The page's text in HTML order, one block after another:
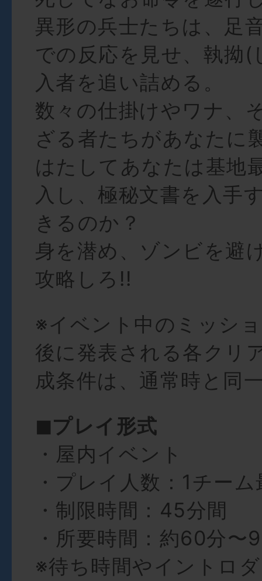
異形の兵士たちは、足
での反応を見せ、執拗(
入者を追い詰める。
数々の仕掛けやワナ、
ざる者たちがあなたに
はたしてあなたは基地
入し、極秘文書を入手
きるのか？
身を潜め、ゾンビを避
攻略しろ!!
※イベント中のミッシ
後に発表される各クリ
成条件は、通常時と同
◼︎プレイ形式
・屋内イベント
・プレイ人数：1チー
・制限時間：45分間
・所要時間：約60分〜
※待ち時間やイントロ